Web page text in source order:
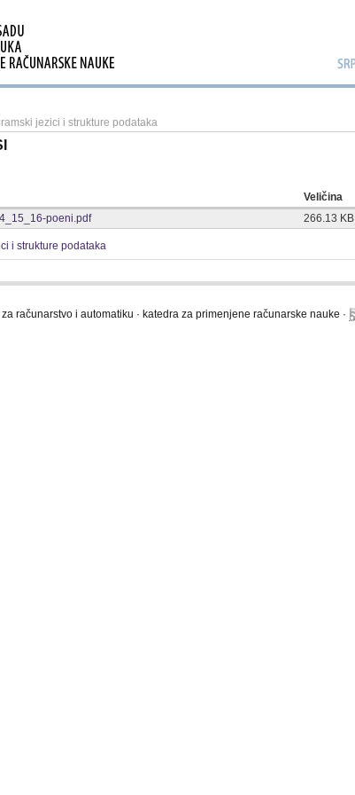
jezici i strukture podataka
Veličina
poeni.pdf
266.13 KB
i strukture podataka
računarstvo i automatiku · katedra za primenjene računarske nauke ·